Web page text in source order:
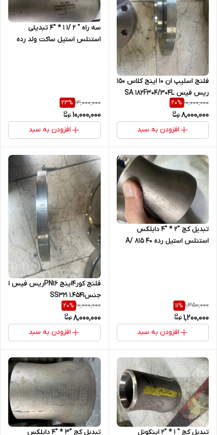
فلنج اسلیپ ان 10 اینج کلاس 150
ریس فیس SA 182F304/304L
10,000,000
20%
8,000,000
افزودن به سبد
سه راه " 2 /1 1 * "4 تبدیلی
استنلس استیل ساکت ولد رده
13,000,000
23%
10,000,000
افزودن به سبد
تبدیل کج "2 * "4 دابلکس
استنلس استیل رده 40 A/ 815
1,350,000
11%
1,200,000
افزودن به سبد
فلنج کور4اینج PN16ریس فیس از
جنس1.4541 SS321
10,000,000
20%
8,000,000
افزودن به سبد
تبدیل کج " 1 * "2 اینکونل تبدیل کج "3 * "4 دابلکس